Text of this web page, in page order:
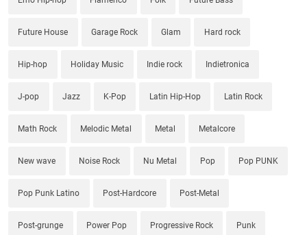
Future House Garage Rock Glam Hard rock
Hip-hop Holiday Music Indie rock Indietronica
J-pop Jazz K-Pop Latin Hip-Hop Latin Rock
Math Rock Melodic Metal Metal Metalcore
New wave Noise Rock Nu Metal Pop Pop PUNK
Pop Punk Latino Post-Hardcore Post-Metal
Post-grunge Power Pop Progressive Rock Punk